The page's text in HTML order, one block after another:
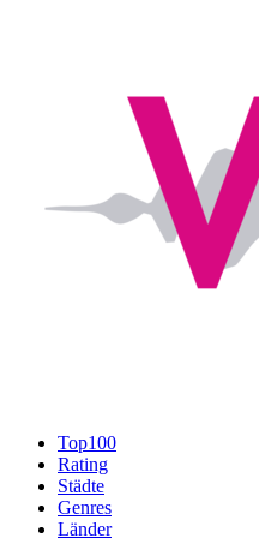
Top100
Rating
Städte
Genres
Länder